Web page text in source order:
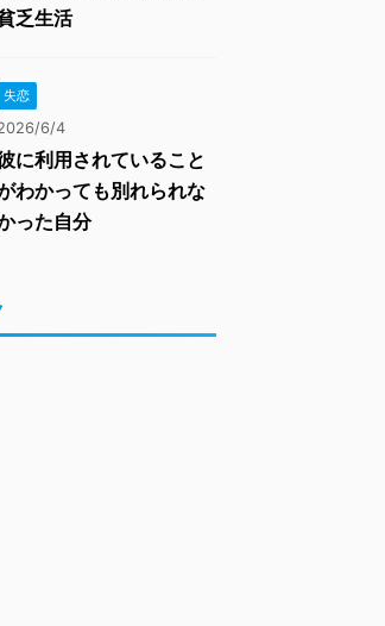
乏生活
失恋
6/4
に利用されていること
わかっても別れられな
った自分